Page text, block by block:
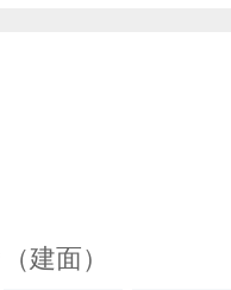
建面）